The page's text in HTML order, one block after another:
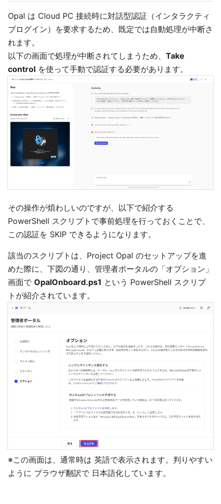
Opal は Cloud PC 接続時に対話型認証（インタラクティ
ブログイン）を要求するため、既定では自動処理が中断さ
れます。
以下の画面で処理が中断されてしまうため、 Take
control を使って手動で認証する必要があります。
その操作が煩わしいのですが、以下で紹介する
PowerShell スクリプトで事前処理を行っておくことで、
この認証を SKIP できるようになります。
該当のスクリプトは、Project Opal のセットアップを進
めた際に、下図の通り、管理者ポータルの「オプション」
画面で OpalOnboard.ps1 という PowerShell スクリプ
トが紹介されています。
※この画面は、通常時は 英語で表示されます。判りやすい
ように ブラウザ翻訳で 日本語化しています。